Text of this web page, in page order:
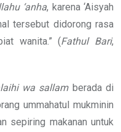
‘anha, karena ‘Aisyah
tersebut didorong rasa
wanita.” (Fathul Bari,
wa sallamberada di
ummahatul mukminin
sepiring makanan untuk